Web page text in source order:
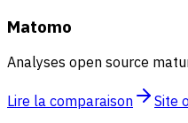
Matomo
Analyses open source
Lire la comparaison
Site